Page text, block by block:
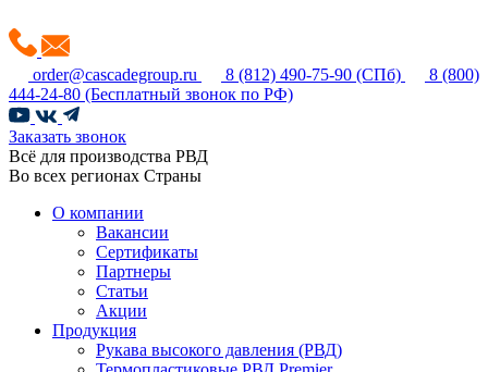
order@cascadegroup.ru 8 (812) 490-75-90 (СПб)
8 (800)
444-24-80 (Бесплатный звонок по РФ)
Заказать звонок
Всё для производства РВД
Во всех регионах Страны
О компании
Вакансии
Сертификаты
Партнеры
Статьи
Акции
Продукция
Рукава высокого давления (РВД)